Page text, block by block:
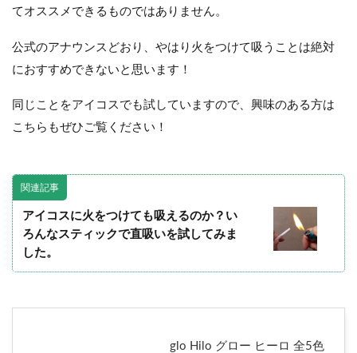
てオススメできるものではありません。
公式のアナウンスどおり、やはり火をつけて吸うことは絶対
におすすめできないと思います！
同じことをアイコスでも試していますので、興味のある方は
こちらもぜひご覧ください！
関連記事
アイコスに火をつけても吸えるのか？い
ろんなスティックで直吸いを試してみま
した。
glo Hilo グロー ヒーロ 全5色